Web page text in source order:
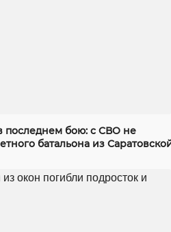
последнем бою: с СВО не
батальона из